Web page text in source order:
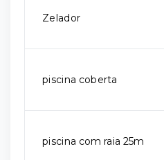
Zelador
piscina coberta
piscina com raia 25m